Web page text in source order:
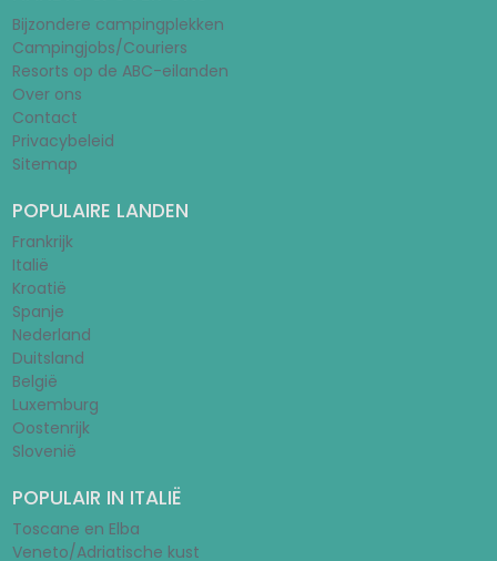
Bijzondere campingplekken
Campingjobs/Couriers
Resorts op de ABC-eilanden
Over ons
Contact
Privacybeleid
Sitemap
POPULAIRE LANDEN
Frankrijk
Italië
Kroatië
Spanje
Nederland
Duitsland
België
Luxemburg
Oostenrijk
Slovenië
POPULAIR IN ITALIË
Toscane en Elba
Veneto/Adriatische kust